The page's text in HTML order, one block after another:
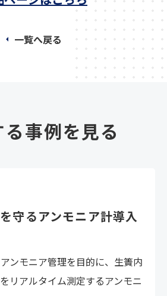
一覧へ戻る
事例を見る
守るアンモニア計導入
ンモニア管理を目的に、生簀内
リアルタイム測定するアンモニ